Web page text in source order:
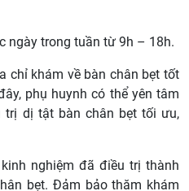
ngày trong tuần từ 9h – 18h.
chỉ khám về bàn chân bẹt tốt
phụ huynh có thể yên tâm
dị tật bàn chân bẹt tối ưu,
nghiệm đã điều trị thành
bẹt. Đảm bảo thăm khám